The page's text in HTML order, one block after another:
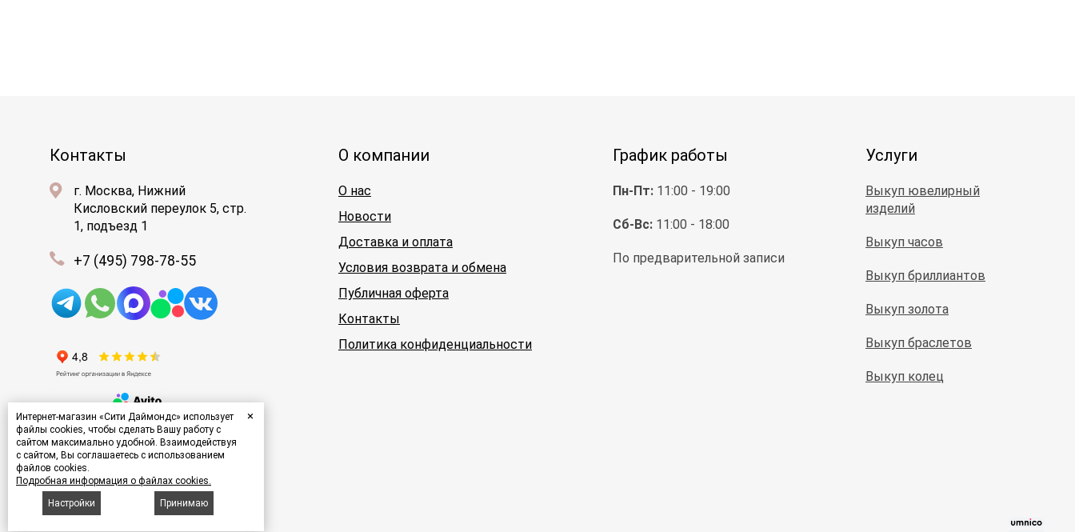
×
Интернет-магазин «Сити Даймондс» использует
файлы cookies, чтобы сделать Вашу работу с
сайтом максимально удобной. Взаимодействуя
с сайтом, Вы соглашаетесь с использованием
файлов cookies.
Подробная информация о файлах cookies.
Настройки
Принимаю
Контакты
г. Москва, Нижний
Кисловский переулок 5, стр.
1, подъезд 1
+7 (495) 798-78-55
© 2000-2026 «Сити Даймондс»
О компании
О нас
Новости
Доставка и оплата
Условия возврата и обмена
Публичная оферта
Контакты
Политика конфиденциальности
График работы
Пн-Пт: 11:00 - 19:00
Сб-Вс: 11:00 - 18:00
По предварительной записи
Услуги
Выкуп ювелирный
изделий
Выкуп часов
Выкуп бриллиантов
Выкуп золота
Выкуп браслетов
Выкуп колец